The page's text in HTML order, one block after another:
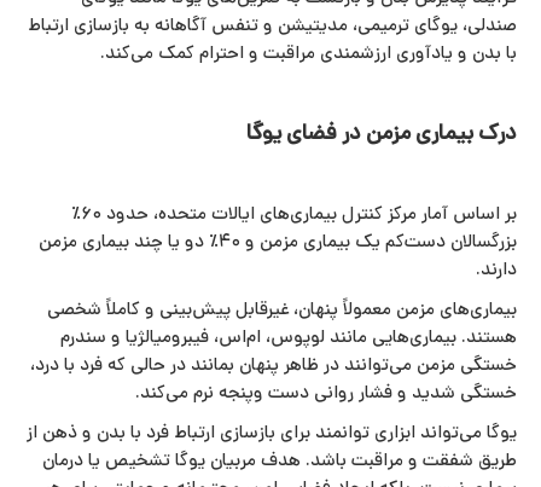
صندلی، یوگای ترمیمی، مدیتیشن و تنفس آگاهانه به بازسازی ارتباط
با بدن و یادآوری ارزشمندی مراقبت و احترام کمک می‌کند.
درک بیماری مزمن در فضای یوگا
بر اساس آمار مرکز کنترل بیماری‌های ایالات متحده، حدود ۶۰٪
بزرگسالان دست‌کم یک بیماری مزمن و ۴۰٪ دو یا چند بیماری مزمن
دارند.
بیماری‌های مزمن معمولاً پنهان، غیرقابل پیش‌بینی و کاملاً شخصی
هستند. بیماری‌هایی مانند لوپوس، ام‌اس، فیبرومیالژیا و سندرم
خستگی مزمن می‌توانند در ظاهر پنهان بمانند در حالی که فرد با درد،
خستگی شدید و فشار روانی دست‌ وپنجه نرم می‌کند.
یوگا می‌تواند ابزاری توانمند برای بازسازی ارتباط فرد با بدن و ذهن از
طریق شفقت و مراقبت باشد. هدف مربیان یوگا تشخیص یا درمان